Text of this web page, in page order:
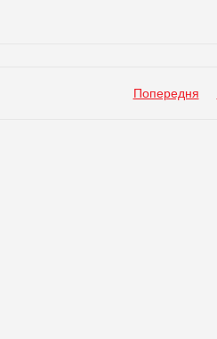
Попередня